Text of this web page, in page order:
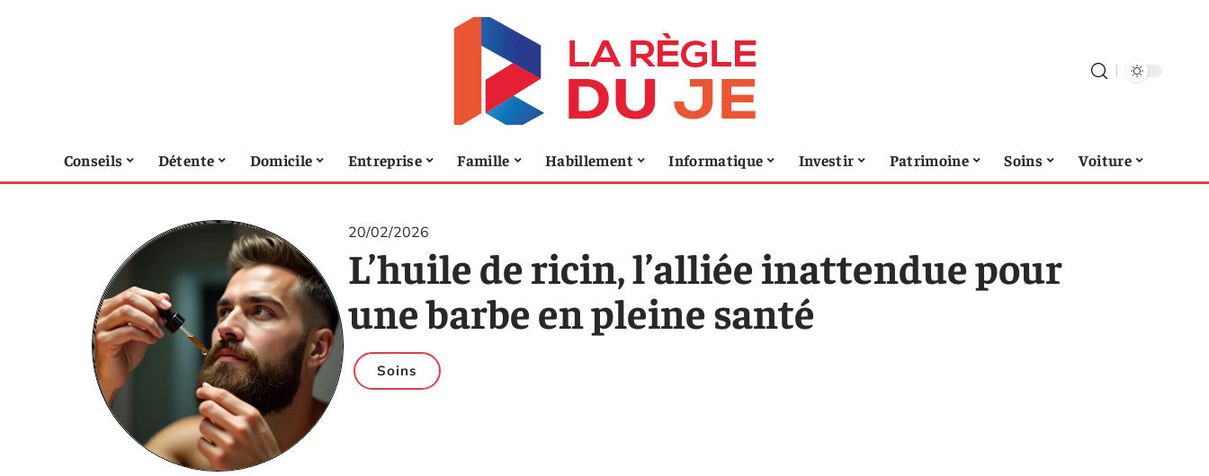
Conseils Détente Domicile Entreprise Famille Habillement Informatique Investir Patrimoine Soins Voiture
20/02/2026
L’huile de ricin, l’alliée inattendue pour
une barbe en pleine santé
Soins